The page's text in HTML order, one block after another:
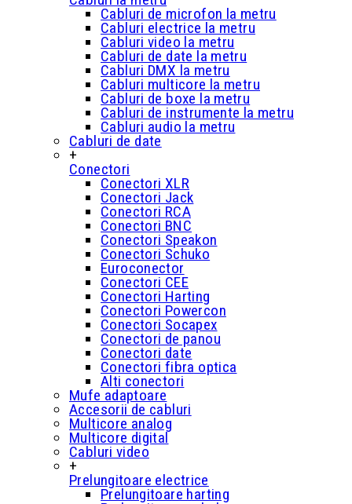
Cabluri de microfon la metru
Cabluri electrice la metru
Cabluri video la metru
Cabluri de date la metru
Cabluri DMX la metru
Cabluri multicore la metru
Cabluri de boxe la metru
Cabluri de instrumente la metru
Cabluri audio la metru
Cabluri de date
+
Conectori
Conectori XLR
Conectori Jack
Conectori RCA
Conectori BNC
Conectori Speakon
Conectori Schuko
Euroconector
Conectori CEE
Conectori Harting
Conectori Powercon
Conectori Socapex
Conectori de panou
Conectori date
Conectori fibra optica
Alti conectori
Mufe adaptoare
Accesorii de cabluri
Multicore analog
Multicore digital
Cabluri video
+
Prelungitoare electrice
Prelungitoare harting